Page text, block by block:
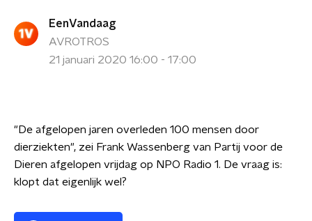
EenVandaag
AVROTROS
21 januari 2020 16:00 - 17:00
"De afgelopen jaren overleden 100 mensen door
dierziekten", zei Frank Wassenberg van Partij voor de
Dieren afgelopen vrijdag op NPO Radio 1. De vraag is:
klopt dat eigenlijk wel?